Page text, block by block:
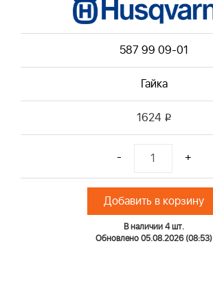
587 99 09-01
Гайка
1624 i
- +
Добавить в корзину
В наличии 4 шт.
Обновлено 05.08.2026 (08:53)